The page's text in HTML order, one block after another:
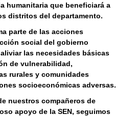
humanitaria que beneficiará a
distritos del departamento.
parte de las acciones
social del gobierno
las necesidades básicas
de vulnerabilidad,
rurales y comunidades
socioeconómicas adversas.
nuestros compañeros de
apoyo de la SEN, seguimos